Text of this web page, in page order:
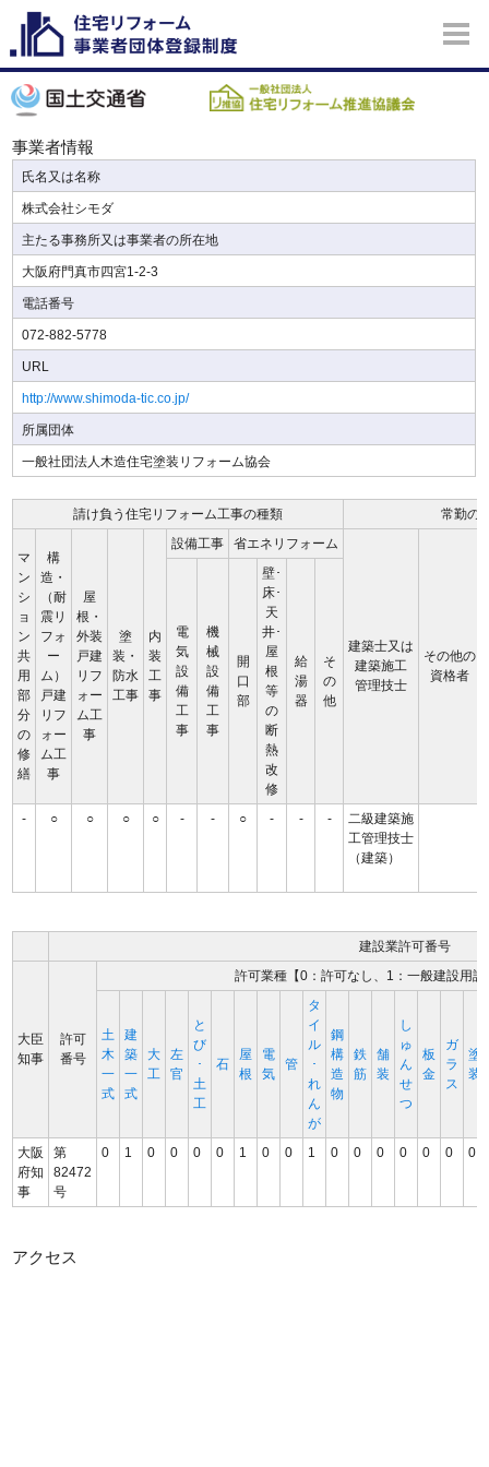
事業者情報
氏名又は名称
株式会社シモダ
主たる事務所又は事業者の所在地
大阪府門真市四宮1-2-3
電話番号
072-882-5778
URL
http://www.shimoda-tic.co.jp/
所属団体
一般社団法人木造住宅塗装リフォーム協会
請け負う住宅リフォーム工事の種類 常勤の
マ
ン
シ
ョ
ン
共
用
部
分
の
修
繕
構
造・
（耐
震リ
フォ
ー
ム）
戸建
リフ
ォー
ム工
事
屋
根・
外装
戸建
リフ
ォー
ム工
事
塗
装・
防水
工事
内
装
工
事
設備工事 省エネリフォーム
建築士又は
建築施工
管理技士
その他の
資格者
電
気
設
備
工
事
機
械
設
備
工
事
開
口
部
壁･
床･
天
井･
屋
根
等
の
断
熱
改
修
給
湯
器
そ
の
他
- ○ ○ ○ ○ - - ○ - - -
二級建築施
工管理技士
（建築）
建設業許可番号
大臣
知事
許可
番号
許可業種【0：許可なし、1：一般建設用
土
木
一
式
建
築
一
式
大
工
左
官
と
び
･
土
工
石
屋
根
電
気
管
タ
イ
ル
･
れ
ん
が
鋼
構
造
物
鉄
筋
舗
装
し
ゅ
ん
せ
つ
板
金
ガ
ラ
ス
塗
装
大阪
府知
事
第
82472
号
0 1 0 0 0 0 1 0 0 1 0 0 0 0 0 0 0
アクセス